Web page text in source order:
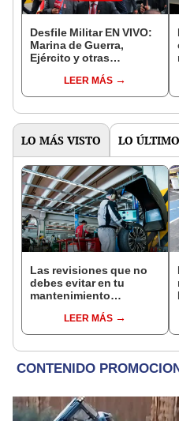
Desfile Militar EN VIVO:
Marina de Guerra,
Ejército y otras
en av. Brasil
LEER MÁS
LO MÁS VISTO LO ÚLTIMO
Las revisiones que no
debes evitar en tu
mantenimiento
viajar en coche
LEER MÁS